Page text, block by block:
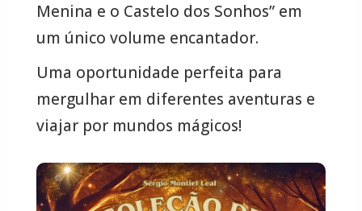
Menina e o Castelo dos Sonhos” em
um único volume encantador.
Uma oportunidade perfeita para
mergulhar em diferentes aventuras e
viajar por mundos mágicos!